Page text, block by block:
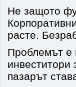
Не защото
расте.
Проблемът е
инвеститори
пазарът